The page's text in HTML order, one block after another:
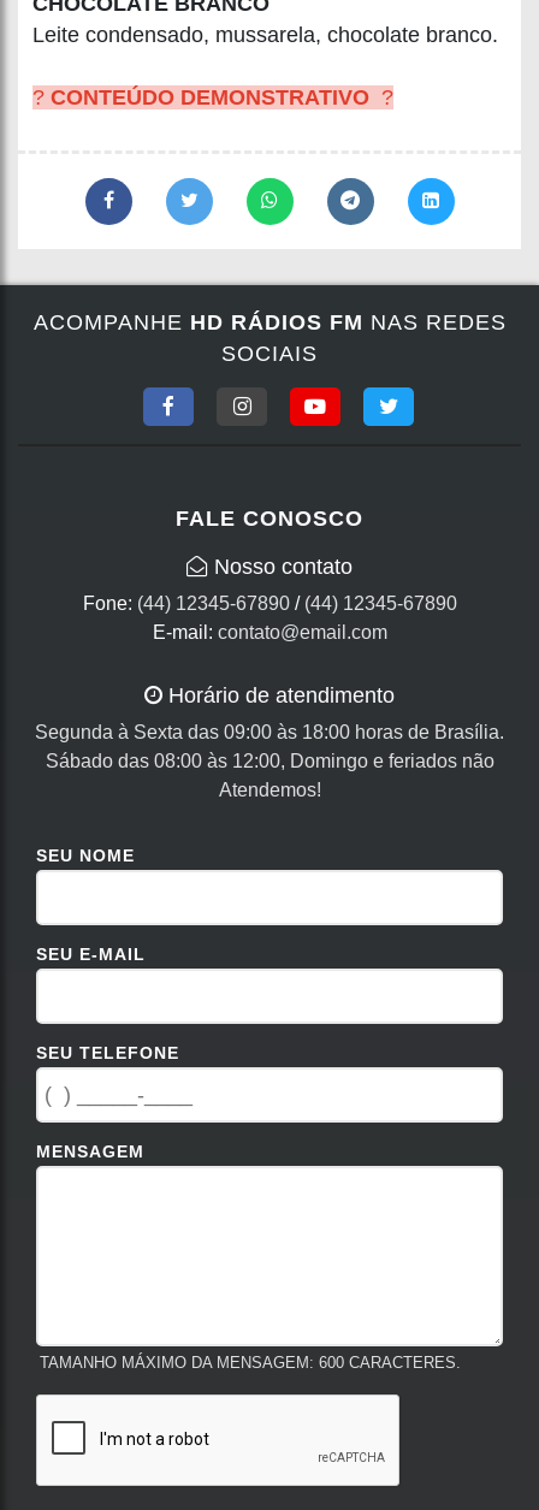
Leite condensado, mussarela, chocolate branco.
? CONTEÚDO DEMONSTRATIVO ?
ACOMPANHE HD RÁDIOS FM NAS REDES
SOCIAIS
FALE CONOSCO
Nosso contato
Fone: (44) 12345-67890/ (44) 12345-67890
E-mail: contato@email.com
Horário de atendimento
Segunda à Sexta das 09:00 às 18:00 horas de Brasília.
Sábado das 08:00 às 12:00, Domingo e feriados não
Atendemos!
SEU NOME
SEU E-MAIL
SEU TELEFONE
MENSAGEM
TAMANHO MÁXIMO DA MENSAGEM: 600 CARACTERES.